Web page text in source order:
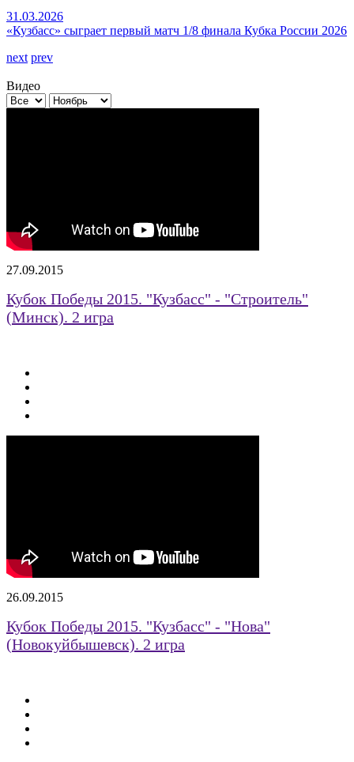
31.03.2026
«Кузбасс» сыграет первый матч 1/8 финала Кубка России 2026
next prev
Видео
27.09.2015
Кубок Победы 2015. "Кузбасс" - "Строитель"
(Минск). 2 игра
26.09.2015
Кубок Победы 2015. "Кузбасс" - "Нова"
(Новокуйбышевск). 2 игра